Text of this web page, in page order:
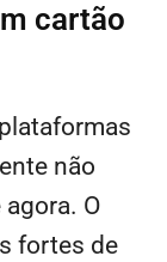
cartão
não
O
fortes de